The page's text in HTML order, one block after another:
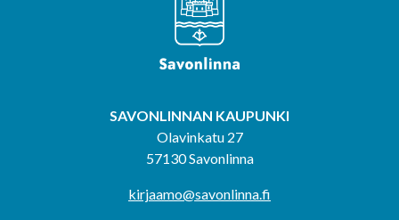
SAVONLINNAN KAUPUNKI
Olavinkatu 27
57130 Savonlinna
kirjaamo@savonlinna.fi